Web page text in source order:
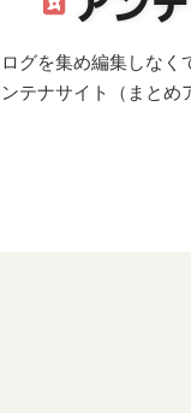
ログを集め編集しなく
ンテナサイト（まとめ